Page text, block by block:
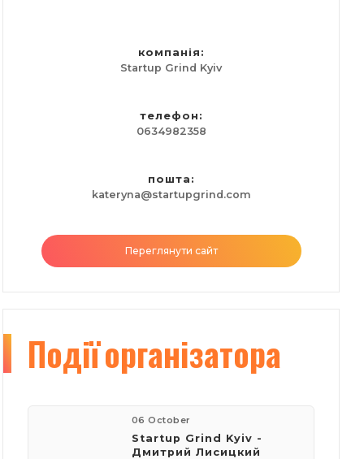
компанія:
Startup Grind Kyiv
телефон:
0634982358
пошта:
kateryna@startupgrind.com
Переглянути сайт
Подіїорганізатора
06 October
Startup Grind Kyiv -
Дмитрий Лисицкий